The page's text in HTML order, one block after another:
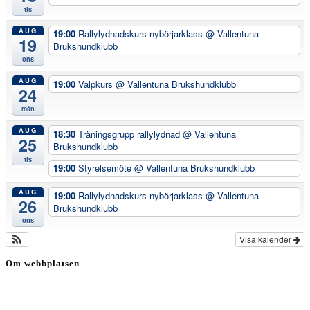
tis
AUG
19
ons
19:00 Rallylydnadskurs nybörjarklass @ Vallentuna
Brukshundklubb
AUG
24
mån
19:00 Valpkurs @ Vallentuna Brukshundklubb
AUG
25
tis
18:30 Träningsgrupp rallylydnad @ Vallentuna
Brukshundklubb
19:00 Styrelsemöte @ Vallentuna Brukshundklubb
AUG
26
ons
19:00 Rallylydnadskurs nybörjarklass @ Vallentuna
Brukshundklubb
Visa kalender
Om webbplatsen